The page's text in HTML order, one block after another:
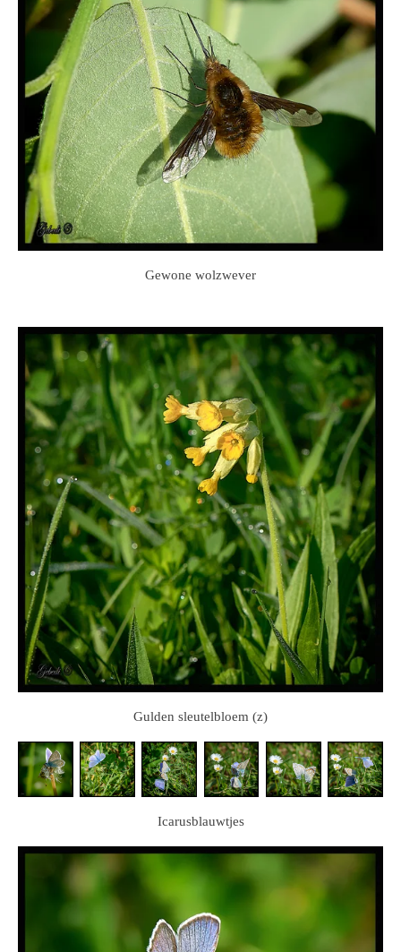
Gewone wolzwever
Gulden sleutelbloem (z)
Icarusblauwtjes